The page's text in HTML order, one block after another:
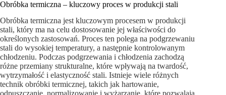
Obróbka termiczna – kluczowy proces w produkcji stali
Obróbka termiczna jest kluczowym procesem w produkcji
stali, który ma na celu dostosowanie jej właściwości do
określonych zastosowań. Proces ten polega na podgrzewaniu
stali do wysokiej temperatury, a następnie kontrolowanym
chłodzeniu. Podczas podgrzewania i chłodzenia zachodzą
różne przemiany strukturalne, które wpływają na twardość,
wytrzymałość i elastyczność stali. Istnieje wiele różnych
technik obróbki termicznej, takich jak hartowanie,